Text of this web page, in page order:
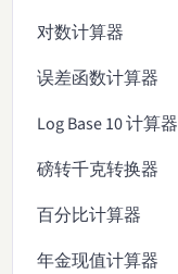
对数计算器
误差函数计算器
Log Base 10 计算器
磅转千克转换器
百分比计算器
年金现值计算器